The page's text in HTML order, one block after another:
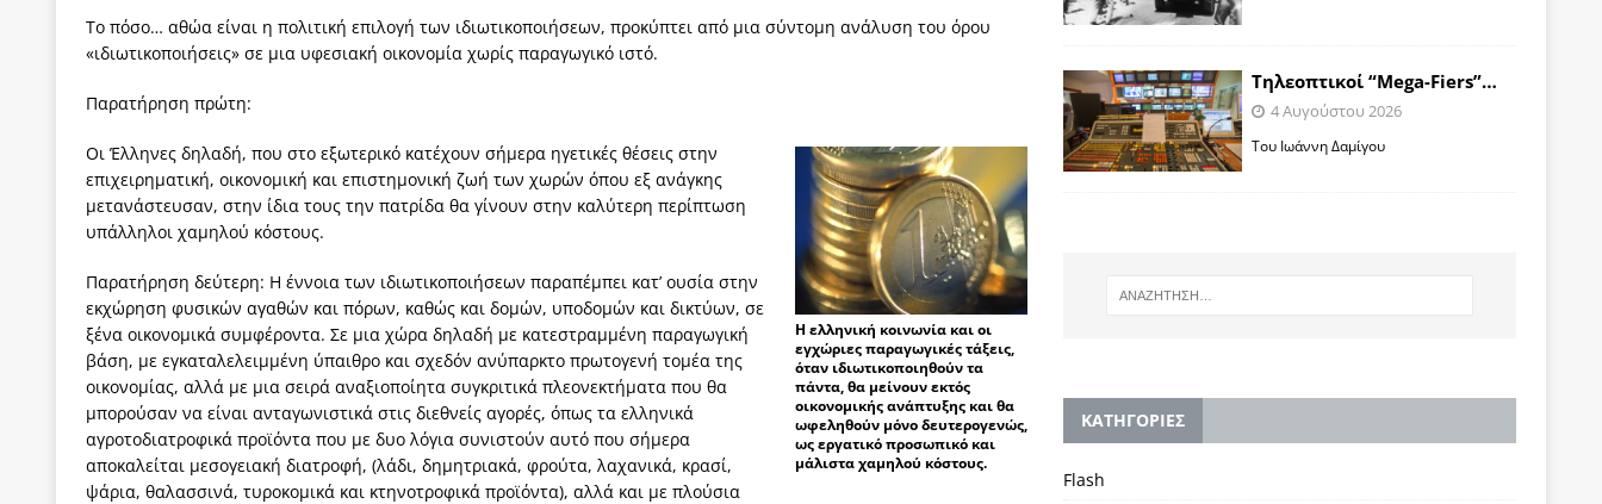
Το πόσο… αθώα είναι η πολιτική επιλογή των ιδιωτικοποιήσεων, προκύπτει από μια σύντομη ανάλυση του όρου
«ιδιωτικοποιήσεις» σε μια υφεσιακή οικονομία χωρίς παραγωγικό ιστό.
Παρατήρηση πρώτη:
Η ελληνική κοινωνία και οι
εγχώριες παραγωγικές τάξεις,
όταν ιδιωτικοποιηθούν τα
πάντα, θα μείνουν εκτός
οικονομικής ανάπτυξης και θα
ωφεληθούν μόνο δευτερογενώς,
ως εργατικό προσωπικό και
μάλιστα χαμηλού κόστους.
Οι Έλληνες δηλαδή, που στο εξωτερικό κατέχουν σήμερα ηγετικές θέσεις στην
επιχειρηματική, οικονομική και επιστημονική ζωή των χωρών όπου εξ ανάγκης
μετανάστευσαν, στην ίδια τους την πατρίδα θα γίνουν στην καλύτερη περίπτωση
υπάλληλοι χαμηλού κόστους.
Παρατήρηση δεύτερη: Η έννοια των ιδιωτικοποιήσεων παραπέμπει κατ’ ουσία στην
εκχώρηση φυσικών αγαθών και πόρων, καθώς και δομών, υποδομών και δικτύων, σε
ξένα οικονομικά συμφέροντα. Σε μια χώρα δηλαδή με κατεστραμμένη παραγωγική
βάση, με εγκαταλελειμμένη ύπαιθρο και σχεδόν ανύπαρκτο πρωτογενή τομέα της
οικονομίας, αλλά με μια σειρά αναξιοποίητα συγκριτικά πλεονεκτήματα που θα
μπορούσαν να είναι ανταγωνιστικά στις διεθνείς αγορές, όπως τα ελληνικά
αγροτοδιατροφικά προϊόντα που με δυο λόγια συνιστούν αυτό που σήμερα
αποκαλείται μεσογειακή διατροφή, (λάδι, δημητριακά, φρούτα, λαχανικά, κρασί,
ψάρια, θαλασσινά, τυροκομικά και κτηνοτροφικά προϊόντα), αλλά και με πλούσια
Tηλεοπτικοί “Mega-Fiers”…
4 Αυγούστου 2026
Toυ Ιωάννη Δαμίγου
KΑΤΗΓΟΡΙΕΣ
Flash